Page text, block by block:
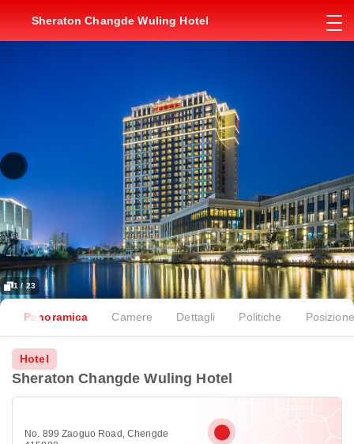
Sheraton Changde Wuling Hotel
1 / 23
Panoramica Camere Dettagli Politiche Posizione
Hotel
Sheraton Changde Wuling Hotel
No. 899 Zaoguo Road, Chengde